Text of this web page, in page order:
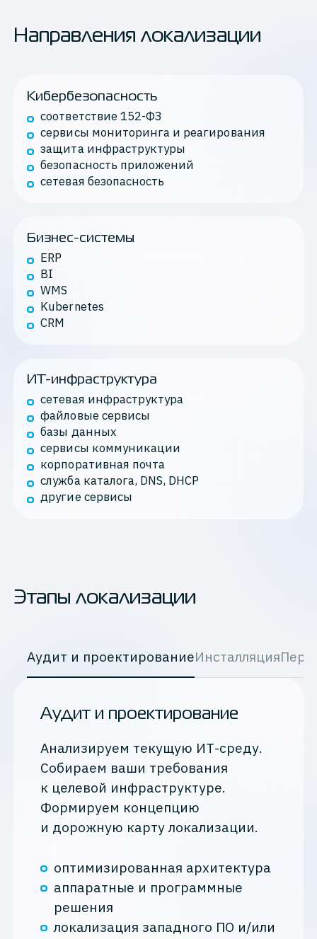
Направления локализации
Кибербезопасность
соответствие 152-ФЗ
сервисы мониторинга и реагирования
защита инфраструктуры
безопасность приложений
сетевая безопасность
Бизнес-системы
ERP
BI
WMS
Kubernetes
CRM
ИТ-инфраструктура
сетевая инфраструктура
файловые сервисы
базы данных
сервисы коммуникации
корпоративная почта
служба каталога, DNS, DHCP
другие сервисы
Этапы локализации
Аудит и проектированиеИнсталляция
Аудит и проектирование
Анализируем текущую ИТ-среду.
Собираем ваши требования
к целевой инфраструктуре.
Формируем концепцию
и дорожную карту локализации.
оптимизированная архитектура
аппаратные и программные
решения
локализация западного ПО и/или